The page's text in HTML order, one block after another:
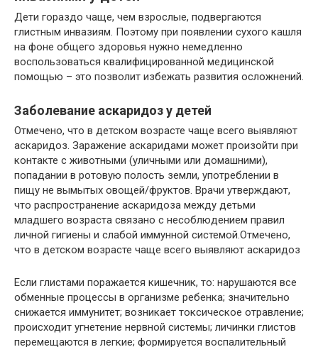
Дети гораздо чаще, чем взрослые, подвергаются
глистным инвазиям. Поэтому при появлении сухого кашля
на фоне общего здоровья нужно немедленно
воспользоваться квалифицированной медицинской
помощью – это позволит избежать развития осложнений.
Заболевание аскаридоз у детей
Отмечено, что в детском возрасте чаще всего выявляют
аскаридоз. Заражение аскаридами может произойти при
контакте с животными (уличными или домашними),
попадании в ротовую полость земли, употреблении в
пищу не вымытых овощей/фруктов. Врачи утверждают,
что распространение аскаридоза между детьми
младшего возраста связано с несоблюдением правил
личной гигиены и слабой иммунной системой.Отмечено,
что в детском возрасте чаще всего выявляют аскаридоз
Если глистами поражается кишечник, то: нарушаются все
обменные процессы в организме ребенка; значительно
снижается иммунитет; возникает токсическое отравление;
происходит угнетение нервной системы; личинки глистов
перемещаются в легкие; формируется воспалительный